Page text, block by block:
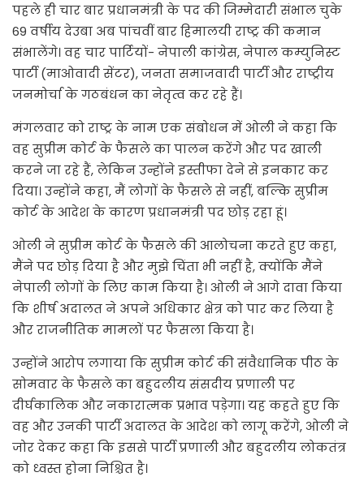
पहले ही चार बार प्रधानमंत्री के पद की जिम्मेदारी संभाल चुके
69 वर्षीय देउबा अब पांचवीं बार हिमालयी राष्ट्र की कमान
संभालेंगे। वह चार पार्टियों- नेपाली कांग्रेस, नेपाल कम्युनिस्ट
पार्टी (माओवादी सेंटर), जनता समाजवादी पार्टी और राष्ट्रीय
जनमोर्चा के गठबंधन का नेतृत्व कर रहे हैं।
मंगलवार को राष्ट्र के नाम एक संबोधन में ओली ने कहा कि
वह सुप्रीम कोर्ट के फैसले का पालन करेंगे और पद खाली
करने जा रहे हैं, लेकिन उन्होंने इस्तीफा देने से इनकार कर
दिया। उन्होंने कहा, मैं लोगों के फैसले से नहीं, बल्कि सुप्रीम
कोर्ट के आदेश के कारण प्रधानमंत्री पद छोड़ रहा हूं।
ओली ने सुप्रीम कोर्ट के फैसले की आलोचना करते हुए कहा,
मैंने पद छोड़ दिया है और मुझे चिंता भी नहीं है, क्योंकि मैंने
नेपाली लोगों के लिए काम किया है। ओली ने आगे दावा किया
कि शीर्ष अदालत ने अपने अधिकार क्षेत्र को पार कर लिया है
और राजनीतिक मामलों पर फैसला किया है।
उन्होंने आरोप लगाया कि सुप्रीम कोर्ट की संवैधानिक पीठ के
सोमवार के फैसले का बहुदलीय संसदीय प्रणाली पर
दीर्घकालिक और नकारात्मक प्रभाव पड़ेगा। यह कहते हुए कि
वह और उनकी पार्टी अदालत के आदेश को लागू करेंगे, ओली ने
जोर देकर कहा कि इससे पार्टी प्रणाली और बहुदलीय लोकतंत्र
को ध्वस्त होना निश्चित है।